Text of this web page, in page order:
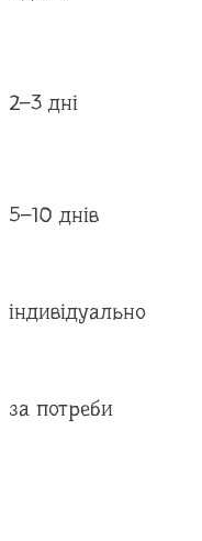
2–3 дні
5–10 днів
індивідуально
за потреби